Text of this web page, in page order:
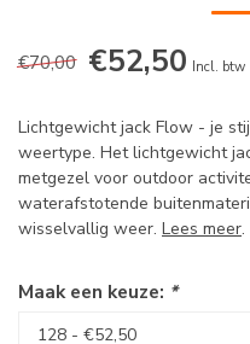
€70,00 €52,50 Incl. btw
Lichtgewicht jack Flow - je
weertype. Het lichtgewicht
metgezel voor outdoor
waterafstotende
wisselvallig weer. Lees meer.
Maak een keuze: *